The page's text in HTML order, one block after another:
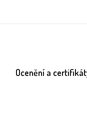
Ocenění a